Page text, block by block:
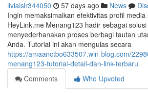
liviaislr344050 57 days ago News
Ingin memaksimalkan efektivitas profil media
HeyLink.me Menang123 hadir sebagai
menyederhanakan proses berbagi tautan
Anda. Tutorial ini akan mengulas secara
https://amaanctbo633507.win-blog.com/
menang123-tutorial-detail-dan-link-terbaru
Comments
Who Upvoted